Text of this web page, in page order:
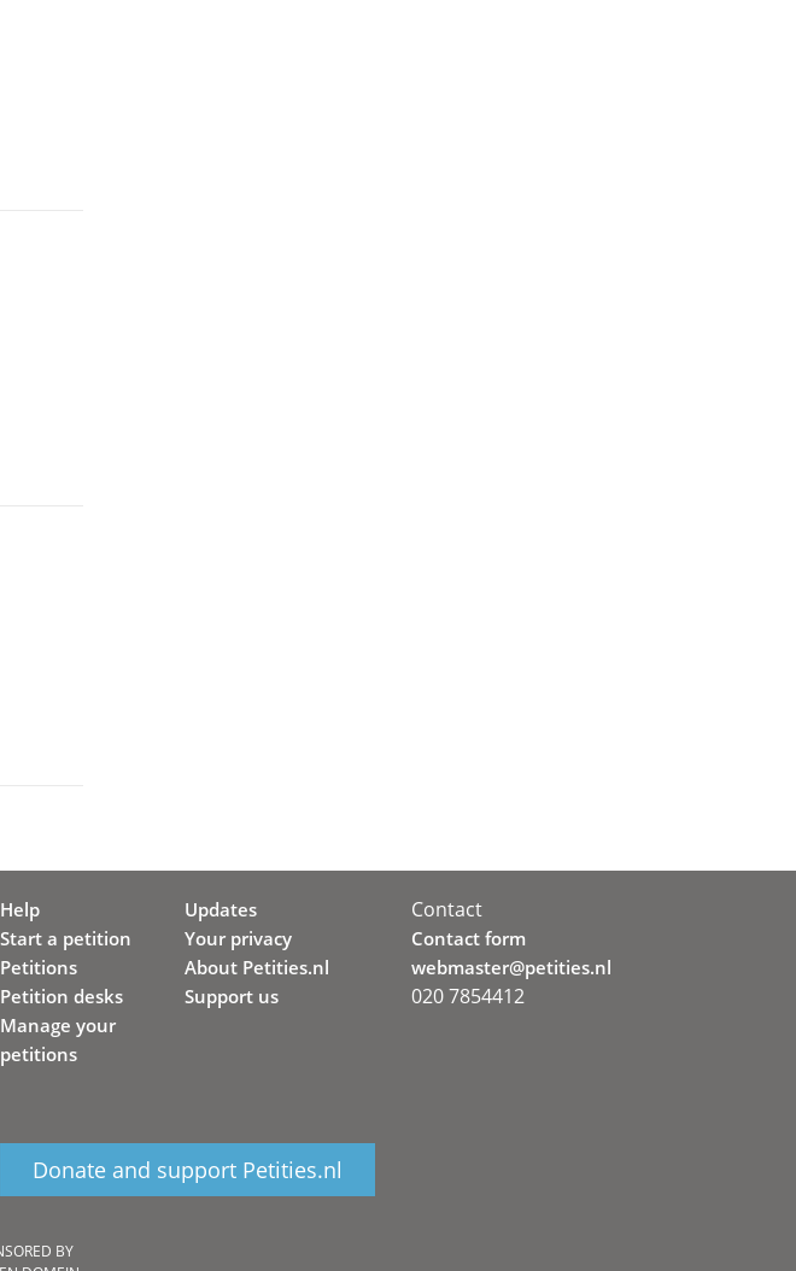
Help
Start a petition
Petitions
Petition desks
Manage your
petitions
Updates
Your privacy
About Petities.nl
Support us
Donate and support Petities.nl
Contact
Contact form
webmaster@petities.nl
020 7854412
BY